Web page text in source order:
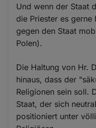
Und wenn der Staat
die Priester es
gegen den Staat
Polen).
Die Haltung von Hr.
hinaus, dass der
Religionen sein soll.
Staat, der sich
positioniert unter